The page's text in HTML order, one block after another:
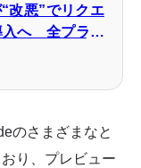
改悪”でリクエ
入へ 全プラン
のさまざまなと
り、プレビュー